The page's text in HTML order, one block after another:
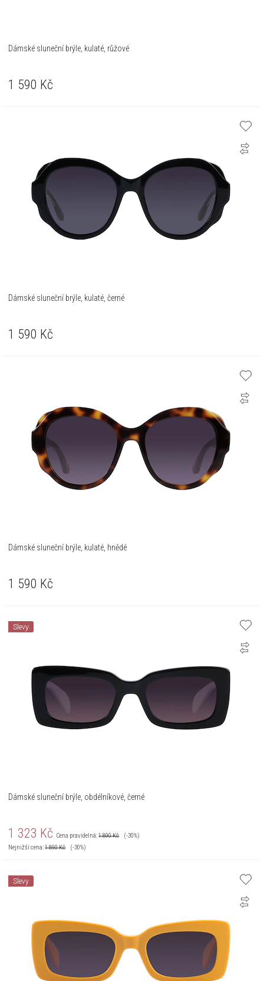
Dámské sluneční brýle, kulaté, růžové
1 590 Kč
Dámské sluneční brýle, kulaté, černé
1 590 Kč
Dámské sluneční brýle, kulaté, hnědé
1 590 Kč
Slevy
Dámské sluneční brýle, obdélníkové, černé
1 323 Kč Cena pravidelná:1 890Kč
(-30%)
Nejnižší cena:1 890Kč (-30%)
Slevy